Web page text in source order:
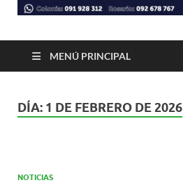
MENÚ PRINCIPAL
DÍA: 1 DE FEBRERO DE 2026
NOTICIAS